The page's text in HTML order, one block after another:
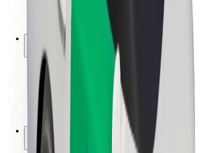
Média
Městský fond
Bezpečnost
Bezpečnost cestujících
Bezpečnost řidičů
Bezpečnost na koloběžce
Laboratoř bezpečnosti
Města